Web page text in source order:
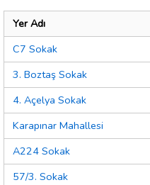
Yer Adı
C7 Sokak
3. Boztaş Sokak
4. Açelya Sokak
Karapınar Mahallesi
A224 Sokak
57/3. Sokak